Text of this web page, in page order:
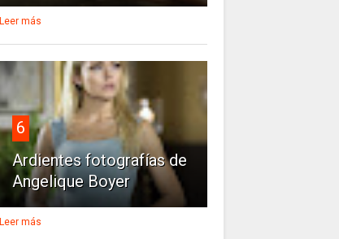
Leer más
6
Ardientes fotografías de
Angelique Boyer
Leer más